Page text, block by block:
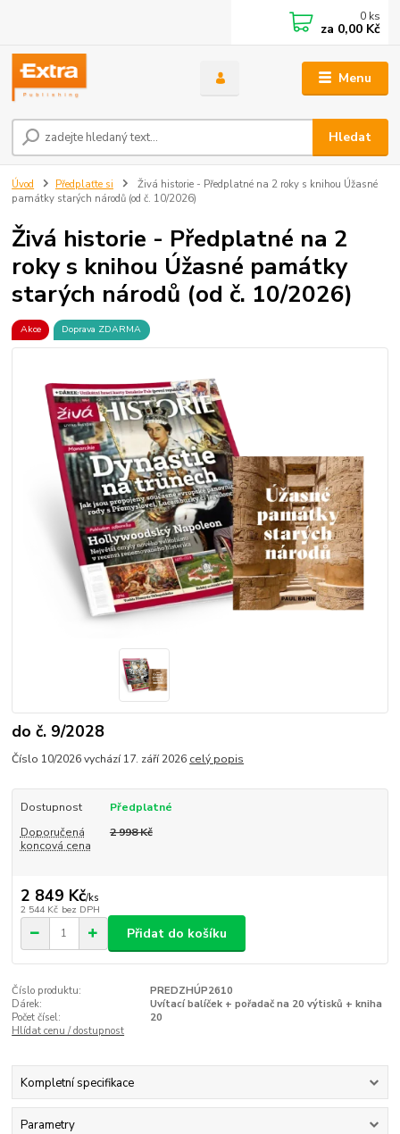
Menu
Hledat
0 ks
za 0,00 Kč
Úvod Předplaťte si
Živá historie - Předplatné na 2 roky s knihou Úžasné
památky starých národů (od č. 10/2026)
Živá historie - Předplatné na 2
roky s knihou Úžasné památky
starých národů (od č. 10/2026)
Akce Doprava ZDARMA
do č. 9/2028
Číslo 10/2026 vychází 17. září 2026 celý popis
Dostupnost
Předplatné
Doporučená
koncová cena
2 998 Kč
2 849 Kč/ks
2 544 Kč bez DPH
Přidat do košíku
Číslo produktu:
PREDZHÚP2610
Dárek:
Uvítací balíček + pořadač na 20 výtisků + kniha
Počet čísel:
20
Hlídat cenu / dostupnost
Kompletní specifikace
Parametry